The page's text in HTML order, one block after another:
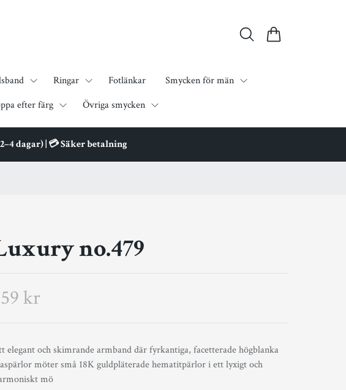
Ringar Fotlänkar
Smycken för män
efter färg Övriga smycken
dagar) | 💳 Säker betalning
no.479
kr
elegant och skimrande armband där fyrkantiga, facetterade högblanka
möter små 18K guldpläterade hematitpärlor i ett lyxigt och
mö